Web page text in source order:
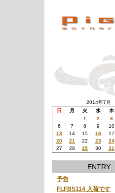
2014年7月
日
月 火 水 木
1
2 3
6
7 8 9 10
13
14 15 16 17
20
21 22 23 24
27
28 29 30 31
ENTRY
予告
FLFBS114 入荷です